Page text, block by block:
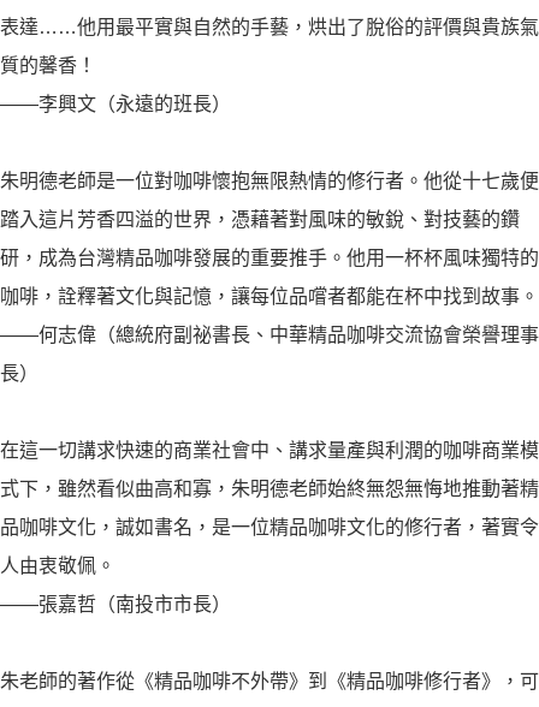
表達……他用最平實與自然的手藝，烘出了脫俗的評價與貴族氣
質的馨香！
――李興文（永遠的班長）
朱明德老師是一位對咖啡懷抱無限熱情的修行者。他從十七歲便
踏入這片芳香四溢的世界，憑藉著對風味的敏銳、對技藝的鑽
研，成為台灣精品咖啡發展的重要推手。他用一杯杯風味獨特的
咖啡，詮釋著文化與記憶，讓每位品嚐者都能在杯中找到故事。
――何志偉（總統府副祕書長、中華精品咖啡交流協會榮譽理事
長）
在這一切講求快速的商業社會中、講求量產與利潤的咖啡商業模
式下，雖然看似曲高和寡，朱明德老師始終無怨無悔地推動著精
品咖啡文化，誠如書名，是一位精品咖啡文化的修行者，著實令
人由衷敬佩。
――張嘉哲（南投市市長）
朱老師的著作從《精品咖啡不外帶》到《精品咖啡修行者》，可